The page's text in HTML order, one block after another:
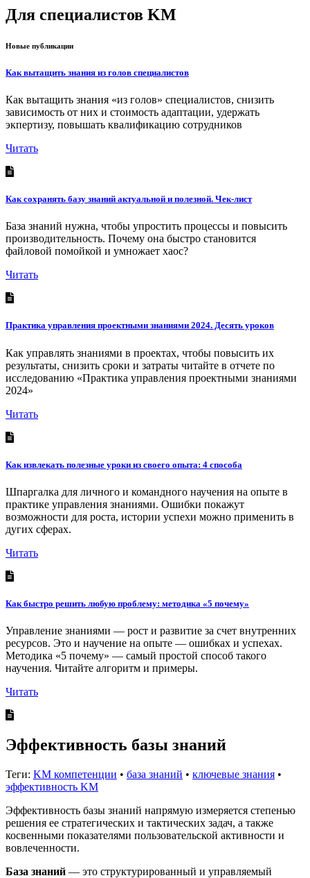
Для специалистов KM
Новые публикации
Как вытащить знания из голов специалистов
Как вытащить знания «из голов» специалистов, снизить
зависимость от них и стоимость адаптации, удержать
экпертизу, повышать квалификацию сотрудников
Читать
Как сохранять базу знаний актуальной и полезной. Чек-лист
База знаний нужна, чтобы упростить процессы и повысить
производительность. Почему она быстро становится
файловой помойкой и умножает хаос?
Читать
Практика управления проектными знаниями 2024. Десять уроков
Как управлять знаниями в проектах, чтобы повысить их
результаты, снизить сроки и затраты читайте в отчете по
исследованию «Практика управления проектными знаниями
2024»
Читать
Как извлекать полезные уроки из своего опыта: 4 способа
Шпаргалка для личного и командного научения на опыте в
практике управления знаниями. Ошибки покажут
возможности для роста, истории успехи можно применить в
дугих сферах.
Читать
Как быстро решить любую проблему: методика «5 почему»
Управление знаниями — рост и развитие за счет внутренних
ресурсов. Это и научение на опыте — ошибках и успехах.
Методика «5 почему» — самый простой способ такого
научения. Читайте алгоритм и примеры.
Читать
Эффективность базы знаний
Теги: KM компетенции • база знаний • ключевые знания •
эффективность KM
Эффективность базы знаний напрямую измеряется степенью
решения ее стратегических и тактических задач, а также
косвенными показателями пользовательской активности и
вовлеченности.
База знаний — это структурированный и управляемый